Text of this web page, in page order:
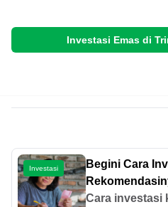
Investasi Emas di
Investasi
Begini Cara
Cara investasi